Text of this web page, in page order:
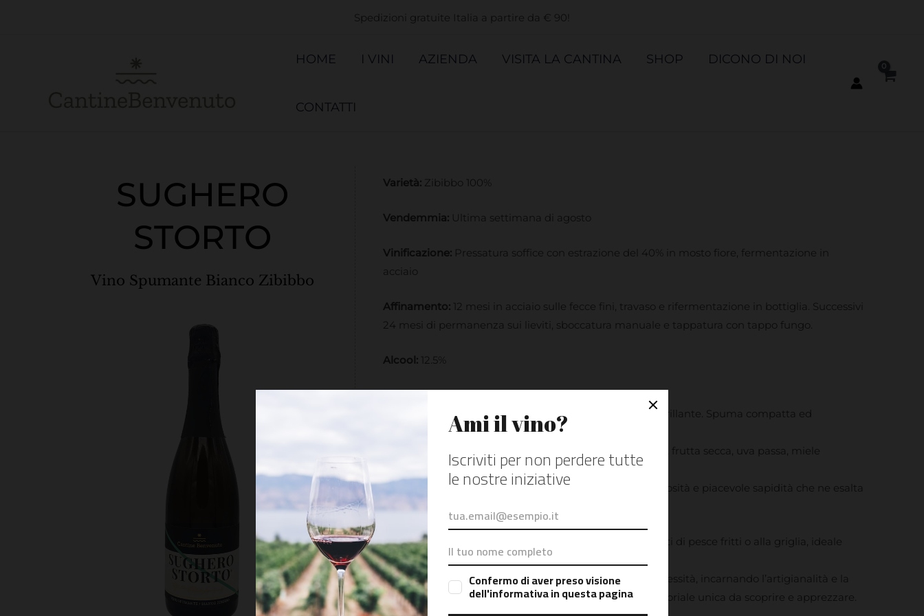
Spedizioni gratuite Italia a partire da € 90!
HOME I VINI AZIENDA VISITA LA CANTINA SHOP DICONO DI NOI
CONTATTI
SUGHERO
STORTO
Vino Spumante Bianco Zibibbo
Varietà: Zibibbo 100%
Vendemmia: Ultima settimana di agosto
Vinificazione: Pressatura soffice con estrazione del 40% in mosto fiore, fermentazione in
acciaio
Affinamento: 12 mesi in acciaio sulle fecce fini, travaso e rifermentazione in bottiglia. Successivi
24 mesi di permanenza sui lieviti, sboccatura manuale e tappatura con tappo fungo.
Alcool: 12.5%
Giallo verdolino con riflessi dorati, luminoso e brillante. Spuma compatta ed
importante, perlage fine e persistente.
Intenso e avvolgente, con note di crosta di pane, frutta secca, uva passa, miele
d’acacia, albicocca candita e pesca.
Gusto:
Fresco, con spalla acida importante, buona cremosità e piacevole sapidità che ne esalta
Abbinamenti e Servizio:
Servire a 10°C, perfetto con piatti di pesce fritti o alla griglia, ideale
anche per aperitivi al tramonto.
Sughero Storto si distingue per la sua eleganza e complessità, incarnando l’artigianalità e la
tradizione delle Cantine Benvenuto. Un’esperienza sensoriale unica da scoprire e apprezzare.